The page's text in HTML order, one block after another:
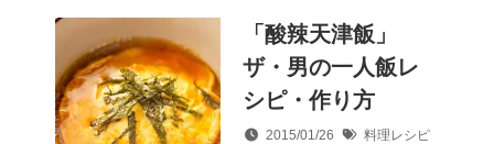
「酸辣天津飯」
ザ・男の一人飯レ
シピ・作り方
2015/01/26
料理レシピ